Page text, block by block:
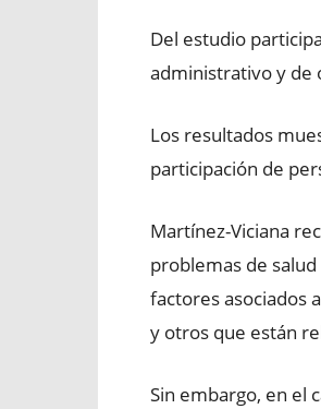
Del estudio
administrativo y de
Los resultados
participación de
Martínez-Viciana
problemas de
factores asociados
y otros que están
Sin embargo, en el